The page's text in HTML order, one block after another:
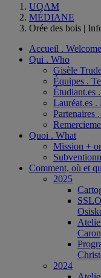
UQAM
MÉDIANE
Orée des bois |
Accueil . Welcome
Qui . Who
Gisèle
Équipes .
Étudiant.es
Lauréat.es .
Partenaires
Quoi . What
Mission +
Comment, où et
2025
2024